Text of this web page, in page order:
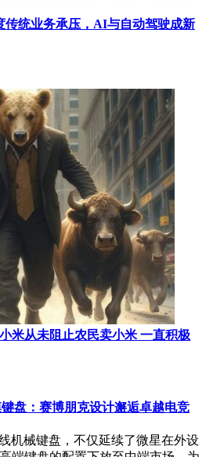
，不仅激发了用户创作热情，还形
性循环。参与者表示，这种共同决
如图片投票、视频投票等，进一步
需求。
传统业务承压，AI与自动驾驶成新
米从未阻止农民卖小米 一直积极
盘：赛博朋克设计邂逅卓越电竞
机械键盘，不仅延续了微星在外设